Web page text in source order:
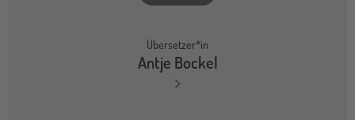
Übersetzer*in
Antje Bockel